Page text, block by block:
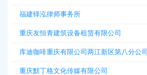
福建铎泓律师事务所
重庆友恒青建筑设备租赁有限公司
库迪咖啡重庆有限公司两江新区第八分公司
重庆默丁格文化传媒有限公司